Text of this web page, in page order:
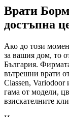
Врати
достъпна
Ако до този
за вашия дом, то
България.
вътрешни врати
Classen,
гама от модели,
взискателните